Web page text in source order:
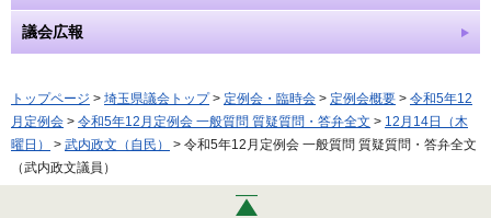
議会広報
トップページ > 埼玉県議会トップ> 定例会・臨時会 > 定例会概要 > 令和5年12
月定例会 > 令和5年12月定例会 一般質問 質疑質問・答弁全文 > 12月14日（木
曜日）
> 武内政文（自民）
> 令和5年12月定例会 一般質問 質疑質問・答弁全文
（武内政文議員）